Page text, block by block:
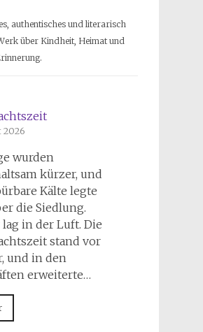
authentisches und literarisch
über Kindheit, Heimat und
2026
wurden
kürzer, und
Kälte legte
die Siedlung.
in der Luft. Die
stand vor
und in den
erweiterte…